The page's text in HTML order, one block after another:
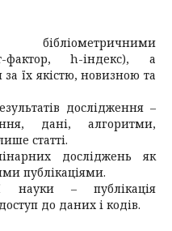
фактор, h-індекс), а
їх якістю, новизною та
дослідження –
дані, алгоритми,
статті.
досліджень як
публікаціями.
науки – публікація
до даних і кодів.